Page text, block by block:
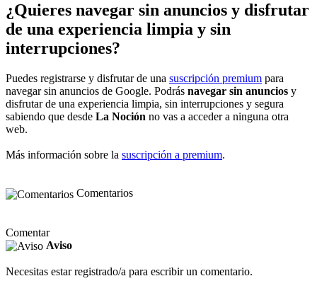
¿Quieres navegar sin anuncios y disfrutar
de una experiencia limpia y sin
interrupciones?
Puedes registrarse y disfrutar de una suscripción premium para
navegar sin anuncios de Google. Podrás navegar sin anuncios y
disfrutar de una experiencia limpia, sin interrupciones y segura
sabiendo que desde La Noción no vas a acceder a ninguna otra
web.
Más información sobre la suscripción a premium.
Comentarios
Comentar
Aviso
Necesitas estar registrado/a para escribir un comentario.